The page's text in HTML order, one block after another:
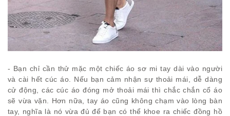
- Bạn chỉ cần thử mặc một chiếc áo sơ mi tay dài vào người
và cài hết cúc áo. Nếu bạn cảm nhận sự thoải mái, dễ dàng
cử động, các cúc áo đóng mở thoải mái thì chắc chắn cổ áo
sẽ vừa vặn. Hơn nữa, tay áo cũng không chạm vào lòng bàn
tay, nghĩa là nó vừa đủ để bạn có thể khoe ra chiếc đồng hồ